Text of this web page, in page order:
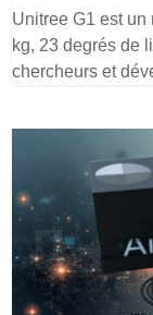
Unitree G1 est
kg, 23 degrés de
chercheurs et